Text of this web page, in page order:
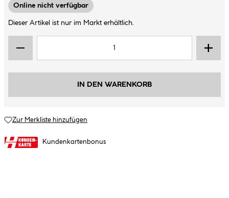
Online nicht verfügbar
Dieser Artikel ist nur im Markt erhältlich.
IN DEN WARENKORB
Zur Merkliste hinzufügen
Kundenkartenbonus